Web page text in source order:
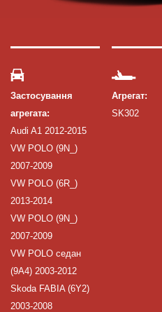
Застосування
агрегата:
Audi A1 2012-2015
VW POLO (9N_)
2007-2009
VW POLO (6R_)
2013-2014
VW POLO (9N_)
2007-2009
VW POLO седан
(9A4) 2003-2012
Skoda FABIA (6Y2)
2003-2008
Агрегат:
SK302